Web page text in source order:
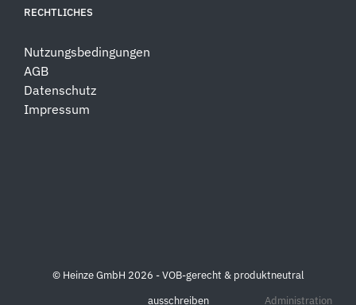
RECHTLICHES
Nutzungsbedingungen
AGB
Datenschutz
Impressum
© Heinze GmbH 2026 - VOB-gerecht & produktneutral
ausschreiben
Administration